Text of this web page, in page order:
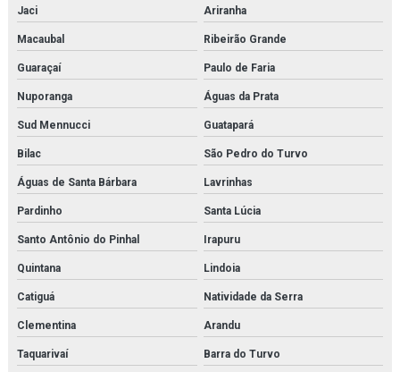
Jaci Ariranha
Macaubal Ribeirão Grande
Guaraçaí Paulo de Faria
Nuporanga Águas da Prata
Sud Mennucci Guatapará
Bilac São Pedro do Turvo
Águas de Santa Bárbara Lavrinhas
Pardinho Santa Lúcia
Santo Antônio do Pinhal Irapuru
Quintana Lindoia
Catiguá Natividade da Serra
Clementina Arandu
Taquarivaí Barra do Turvo